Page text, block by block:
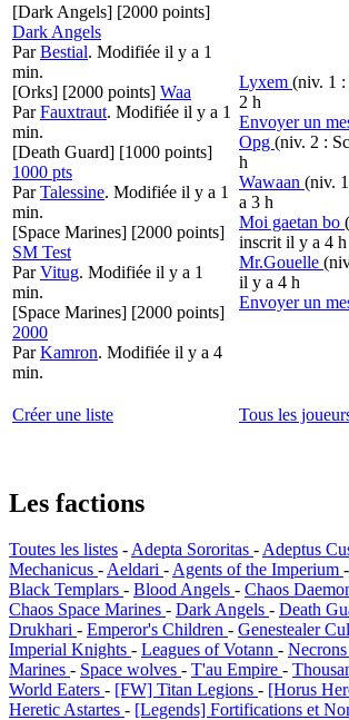
[Dark Angels] [2000 points]
Dark Angels
ParBestial. Modifiée il y a 1
min.
[Orks] [2000 points] Waa
ParFauxtraut. Modifiée il y a 1
min.
[Death Guard] [1000 points]
1000 pts
ParTalessine. Modifiée il y a 1
min.
[Space Marines] [2000 points]
SM Test
ParVitug. Modifiée il y a 1
min.
[Space Marines] [2000 points]
2000
ParKamron. Modifiée il y a 4
min.
Lyxem (niv. 1
2 h
Envoyer un
Opg (niv. 2 :
h
Wawaan (niv.
a 3 h
Moi gaetan bo
inscrit il y a 4 h
Mr.Gouelle
il y a 4 h
Envoyer un
Créer une liste Tous les
Les factions
Toutes les listes -Adepta Sororitas -Adeptus
Mechanicus -Aeldari -Agents of the Imperium -
Black Templars - Blood Angels - Chaos
Chaos Space Marines - Dark Angels - Death
Drukhari - Emperor's Children - Genestealer
Imperial Knights - Leagues of Votann - Necrons
Marines - Space wolves - T'au Empire -
World Eaters - [FW] Titan Legions - [Horus
Heretic Astartes - [Legends] Fortifications et